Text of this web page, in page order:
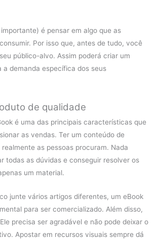
é pensar em algo que as
Por isso que, antes de tudo, você
público-alvo. Assim poderá criar um
a demanda específica dos seus
de qualidade
é uma das principais características que
as vendas. Ter um conteúdo de
as pessoas procuram. Nada
todas as dúvidas e conseguir resolver os
um material.
junte vários artigos diferentes, um eBook
para ser comercializado. Além disso,
precisa ser agradável e não pode deixar o
Apostar em recursos visuais sempre dá